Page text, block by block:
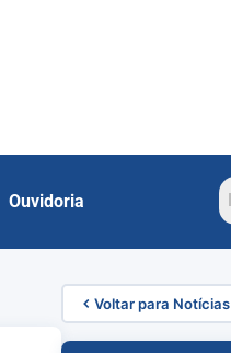
Ouvidoria
Voltar para Notícias